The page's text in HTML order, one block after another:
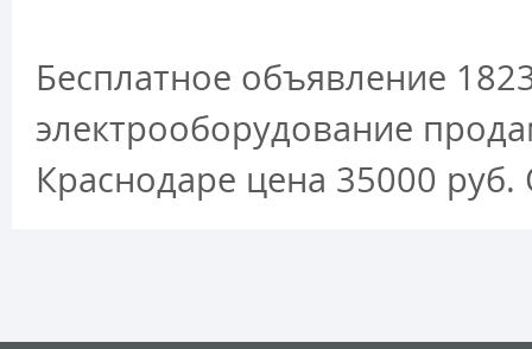
Бесплатное объявление
электрооборудование
Краснодаре цена 35000